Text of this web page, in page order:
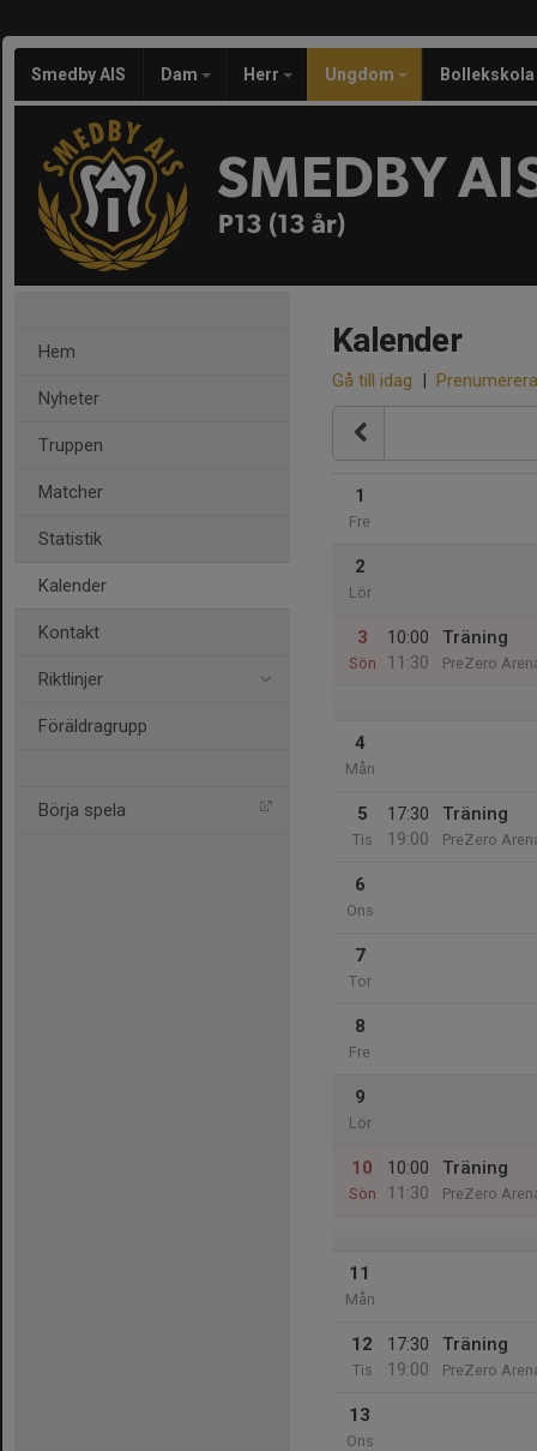
Smedby AIS Dam Herr Ungdom Bollekskola
SMEDBY
P13 (13 år)
Hem
Nyheter
Truppen
Matcher
Statistik
Kalender
Kontakt
Riktlinjer
Föräldragrupp
Börja spela
Kalender
Gå till idag | Prenumerera
1
Fre
2
Lör
3
Sön
10:00
11:30
Träning
PreZero
4
Mån
5
Tis
17:30
19:00
Träning
PreZero
6
Ons
7
Tor
8
Fre
9
Lör
10
Sön
10:00
11:30
Träning
PreZero
11
Mån
12
Tis
17:30
19:00
Träning
PreZero
13
Ons